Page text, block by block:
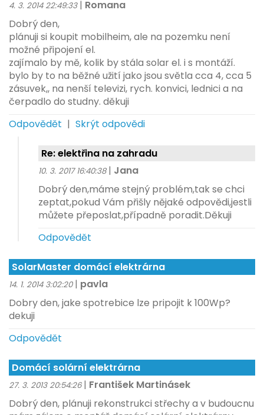
4. 3. 2014 22:49:33 | Romana
Dobrý den,
plánuji si koupit mobilheim, ale na pozemku není
možné připojení el.
zajímalo by mě, kolik by stála solar el. i s montáží.
bylo by to na běžné užití jako jsou světla cca 4, cca 5
zásuvek,, na nenší televizi, rych. konvici, lednici a na
čerpadlo do studny. děkuji
Odpovědět | Skrýt odpovědi
Re: elektřina na zahradu
10. 3. 2017 16:40:38 | Jana
Dobrý den,máme stejný problém,tak se chci
zeptat,pokud Vám přišly nějaké odpovědi,jestli
můžete přeposlat,případně poradit.Děkuji
Odpovědět
SolarMaster domácí elektrárna
14. 1. 2014 3:02:20 | pavla
Dobry den, jake spotrebice lze pripojit k 100Wp?
dekuji
Odpovědět
Domácí solární elektrárna
27. 3. 2013 20:54:26 | František Martinásek
Dobrý den, plánuji rekonstrukci střechy a v budoucnu